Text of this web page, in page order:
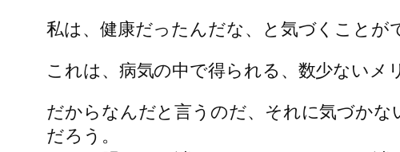
私は、健康だったんだな、と気づくことが
これは、病気の中で得られる、数少ないメ
だからなんだと言うのだ、それに気づか
だろう。